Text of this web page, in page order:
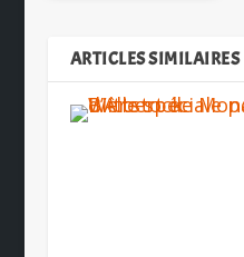
ARTICLES SIMILAIRES